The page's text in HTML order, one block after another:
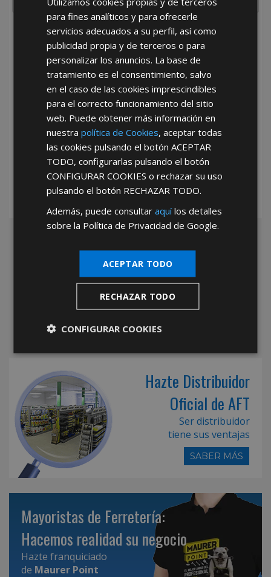
He leído y acepto la Política de Privacidad
*Abstenerse particulares, sólo venta a tiendas y empresas minoristas y
Hazte Distribuidor
Oficial de AFT
Ser distribuidor
tiene sus ventajas
SABER MÁS
Mayoristas de Ferretería:
Hacemos realidad su negocio
Hazte franquiciado
de Maurer Point
para fines analíticos y para ofrecerle
servicios adecuados a su perfil, así como
publicidad propia y de terceros o para
personalizar los anuncios. La base de
tratamiento es el consentimiento, salvo
en el caso de las cookies imprescindibles
para el correcto funcionamiento del sitio
web. Puede obtener más información en
nuestrapolítica de Cookies, aceptar todas
las cookies pulsando el botónACEPTAR
TODO, configurarlas pulsando el botón
CONFIGURAR COOKIES o rechazar su uso
pulsando el botón RECHAZAR TODO.
Además, puede consultaraquílos detalles
sobre la Política de Privacidad de Google.
ACEPTAR TODO
RECHAZAR TODO
CONFIGURAR COOKIES